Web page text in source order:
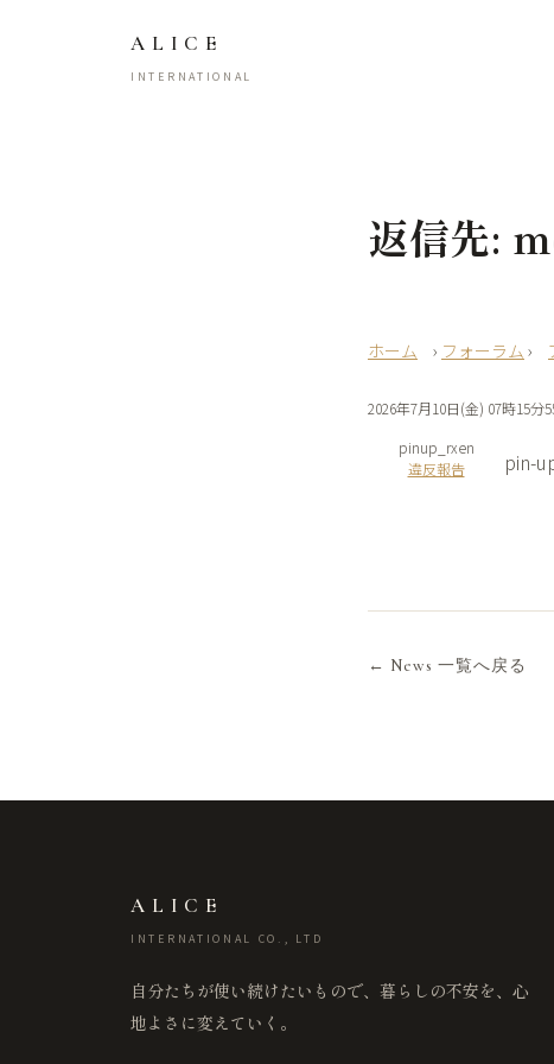
ALICE
INTERNATIONAL
返信先:
› フォーラム ›
2026年7月10日(金) 07時15分
pinup_rxen
違反報告
pin-
← News 一覧へ戻る
ALICE
INTERNATIONAL CO., LTD
自分たちが使い続けたいもので、暮らしの不安を、心
地よさに変えていく。